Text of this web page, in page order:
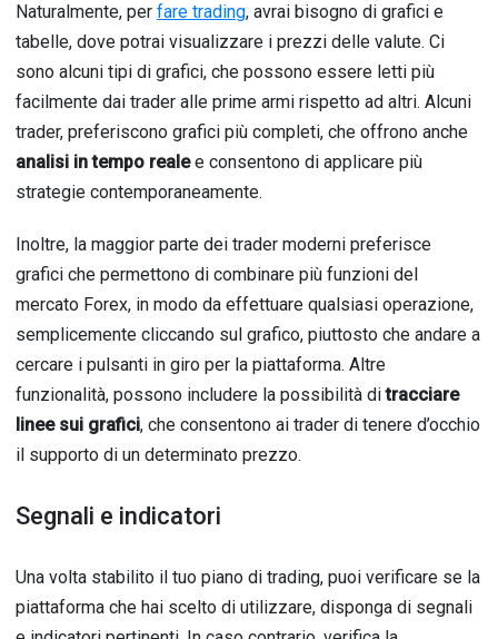
Naturalmente, per fare trading, avrai bisogno di grafici e
tabelle, dove potrai visualizzare i prezzi delle valute. Ci
sono alcuni tipi di grafici, che possono essere letti più
facilmente dai trader alle prime armi rispetto ad altri. Alcuni
trader, preferiscono grafici più completi, che offrono anche
analisi in tempo realee consentono di applicare più
strategie contemporaneamente.
Inoltre, la maggior parte dei trader moderni preferisce
grafici che permettono di combinare più funzioni del
mercato Forex, in modo da effettuare qualsiasi operazione,
semplicemente cliccando sul grafico, piuttosto che andare a
cercare i pulsanti in giro per la piattaforma. Altre
funzionalità, possono includere la possibilità ditracciare
linee sui grafici, che consentono ai trader di tenere d’occhio
il supporto di un determinato prezzo.
Segnali e indicatori
Una volta stabilito il tuo piano di trading, puoi verificare se la
piattaforma che hai scelto di utilizzare, disponga di segnali